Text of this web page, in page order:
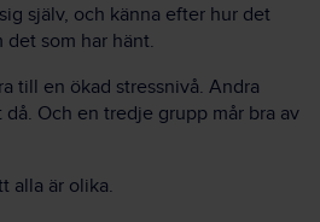
själv, och känna efter hur det
det som har hänt.
till en ökad stressnivå. Andra
Och en tredje grupp mår bra av
alla är olika.